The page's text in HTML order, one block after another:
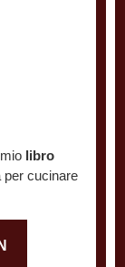
libro
per cucinare